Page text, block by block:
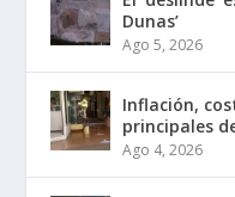
Dunas’
Ago 5, 2026
Inflación,
principales
Ago 4, 2026